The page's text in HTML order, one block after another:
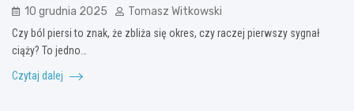
10 grudnia 2025 Tomasz Witkowski
Czy ból piersi to znak, że zbliża się okres, czy raczej pierwszy sygnał
ciąży? To jedno…
Czytaj dalej